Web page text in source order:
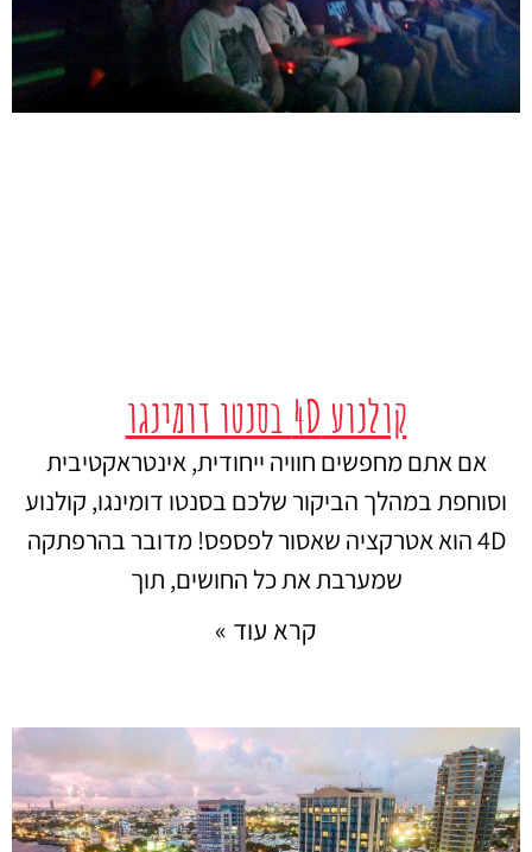
קולנוע 4D בסנטו דומינגו
אם אתם מחפשים חוויה ייחודית, אינטראקטיבית
וסוחפת במהלך הביקור שלכם בסנטו דומינגו, קולנוע
4D הוא אטרקציה שאסור לפספס! מדובר בהרפתקה
שמערבת את כל החושים, תוך
קרא עוד »